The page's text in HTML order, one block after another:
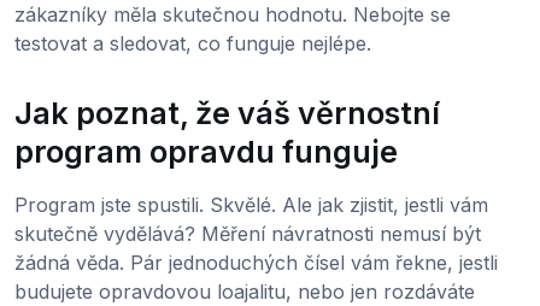
zákazníky měla skutečnou hodnotu. Nebojte se
testovat a sledovat, co funguje nejlépe.
Jak poznat, že váš věrnostní
program opravdu funguje
Program jste spustili. Skvělé. Ale jak zjistit, jestli vám
skutečně vydělává? Měření návratnosti nemusí být
žádná věda. Pár jednoduchých čísel vám řekne, jestli
budujete opravdovou loajalitu, nebo jen rozdáváte